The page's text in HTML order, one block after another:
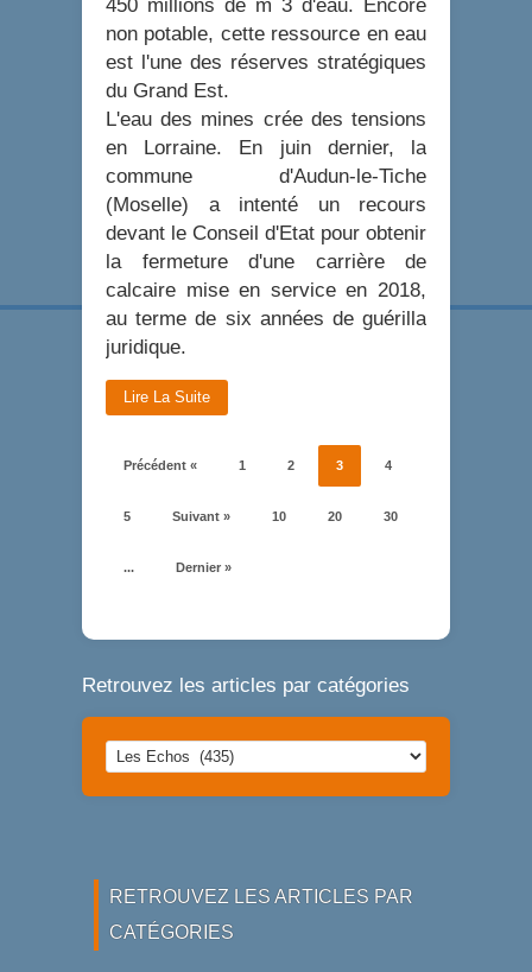
450 millions de m 3 d'eau. Encore
non potable, cette ressource en eau
est l'une des réserves stratégiques
du Grand Est.
L'eau des mines crée des tensions
en Lorraine. En juin dernier, la
commune d'Audun-le-Tiche
(Moselle) a intenté un recours
devant le Conseil d'Etat pour obtenir
la fermeture d'une carrière de
calcaire mise en service en 2018,
au terme de six années de guérilla
juridique.
Lire La Suite
Précédent « 1 2 3 4
5 Suivant » 10 20 30
... Dernier »
Retrouvez les articles par catégories
Retrouvez
les
articles
RETROUVEZ LES ARTICLES PAR
CATÉGORIES